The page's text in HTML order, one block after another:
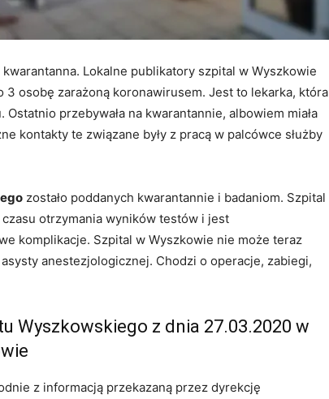
Lokalne publikatory szpital w Wyszkowie
3 osobę zarażoną koronawirusem. Jest to lekarka, która
przebywała na kwarantannie, albowiem miała
kontakty te związane były z pracą w palcówce służby
zostało poddanych kwarantannie i badaniom. Szpital
otrzymania wyników testów i jest
komplikacje. Szpital w Wyszkowie nie może teraz
anestezjologicznej. Chodzi o operacje, zabiegi,
Wyszkowskiego z dnia 27.03.2020 w
z informacją przekazaną przez dyrekcję